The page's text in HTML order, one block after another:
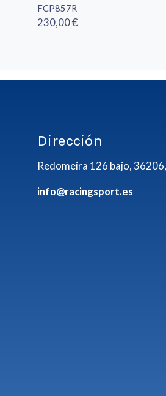
FCP857R
230,00 €
Dirección
Redomeira 126 bajo,
info@racingsport.es